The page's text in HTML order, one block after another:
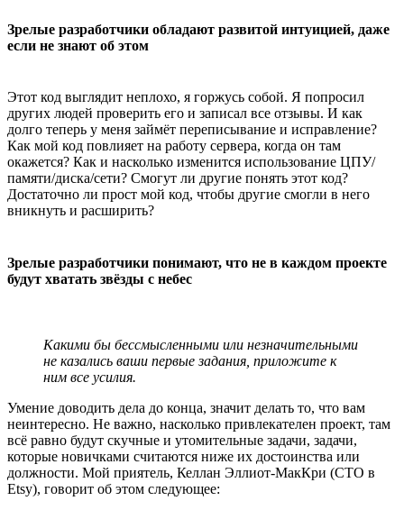
Зрелые разработчики обладают развитой интуицией, даже
если не знают об этом
Этот код выглядит неплохо, я горжусь собой. Я попросил
других людей проверить его и записал все отзывы. И как
долго теперь у меня займёт переписывание и исправление?
Как мой код повлияет на работу сервера, когда он там
окажется? Как и насколько изменится использование ЦПУ/
памяти/диска/сети? Смогут ли другие понять этот код?
Достаточно ли прост мой код, чтобы другие смогли в него
вникнуть и расширить?
Зрелые разработчики понимают, что не в каждом проекте
будут хватать звёзды с небес
Какими бы бессмысленными или незначительными
не казались ваши первые задания, приложите к
ним все усилия.
Умение доводить дела до конца, значит делать то, что вам
неинтересно. Не важно, насколько привлекателен проект, там
всё равно будут скучные и утомительные задачи, задачи,
которые новичками считаются ниже их достоинства или
должности. Мой приятель, Келлан Эллиот-МакКри (CTO в
Etsy), говорит об этом следующее: